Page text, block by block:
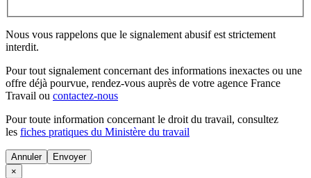
Nous vous rappelons que le signalement abusif est strictement
interdit.
Pour tout signalement concernant des informations inexactes ou une
offre déjà pourvue, rendez-vous auprès de votre agence France
Travail ou contactez-nous
Pour toute information concernant le droit du travail, consultez
les fiches pratiques du Ministère du travail
Annuler
×